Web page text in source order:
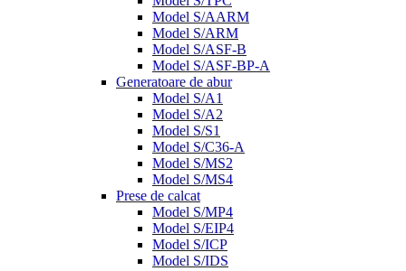
Model S/AARM
Model S/ARM
Model S/ASF-B
Model S/ASF-BP-A
Generatoare de abur
Model S/A1
Model S/A2
Model S/S1
Model S/C36-A
Model S/MS2
Model S/MS4
Prese de calcat
Model S/MP4
Model S/EIP4
Model S/ICP
Model S/IDS